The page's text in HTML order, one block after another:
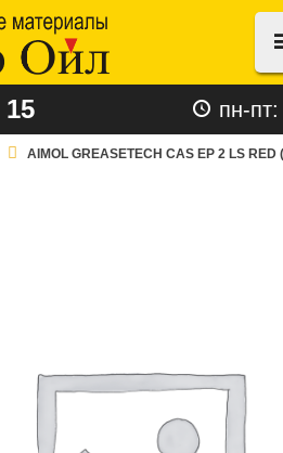
15 пн-
AIMOL GREASETECH CAS EP 2 LS